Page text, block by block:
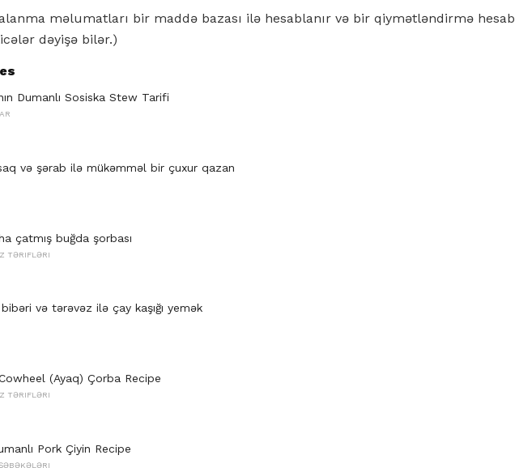
məlumatları bir maddə bazası ilə hesablanır və bir qiymətləndirmə hesab
dəyişə bilər.)
Dumanlı Sosiska Stew Tarifi
və şərab ilə mükəmməl bir çuxur qazan
çatmış buğda şorbası
TƏRIFLƏRI
və tərəvəz ilə çay kaşığı yemək
(Ayaq) Çorba Recipe
TƏRIFLƏRI
Pork Çiyin Recipe